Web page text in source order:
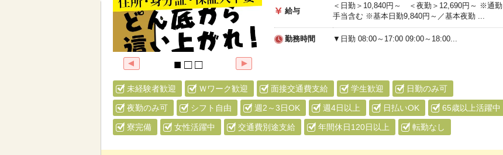
給与
＜日勤＞10,840円～ ＜夜勤＞12,690円～ ※通勤
手当含む ※基本日勤9,840円～／基本夜勤 ...
勤務時間 ▼日勤 08:00～17:00 09:00～18:00...
未経験者歓迎 Ｗワーク歓迎 面接交通費支給 学生歓迎 日勤のみ可
夜勤のみ可 シフト自由 週2～3日OK 週4日以上 日払いOK 65歳以上活躍中
寮完備 女性活躍中 交通費別途支給 年間休日120日以上 転勤なし